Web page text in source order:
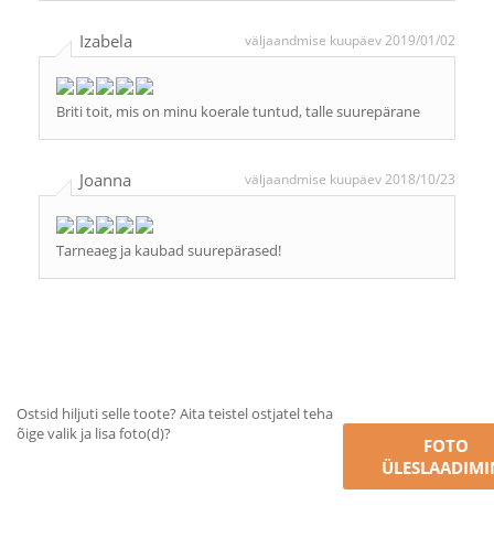
Izabela väljaandmise kuupäev 2019/01/02
Briti toit, mis on minu koerale tuntud, talle suurepärane
Joanna väljaandmise kuupäev 2018/10/23
Tarneaeg ja kaubad suurepärased!
Ostsid hiljuti selle toote? Aita teistel ostjatel teha
õige valik ja lisa foto(d)?
FOTO